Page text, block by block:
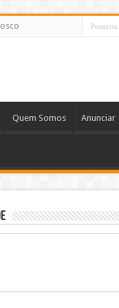
Quem Somos Anunciar